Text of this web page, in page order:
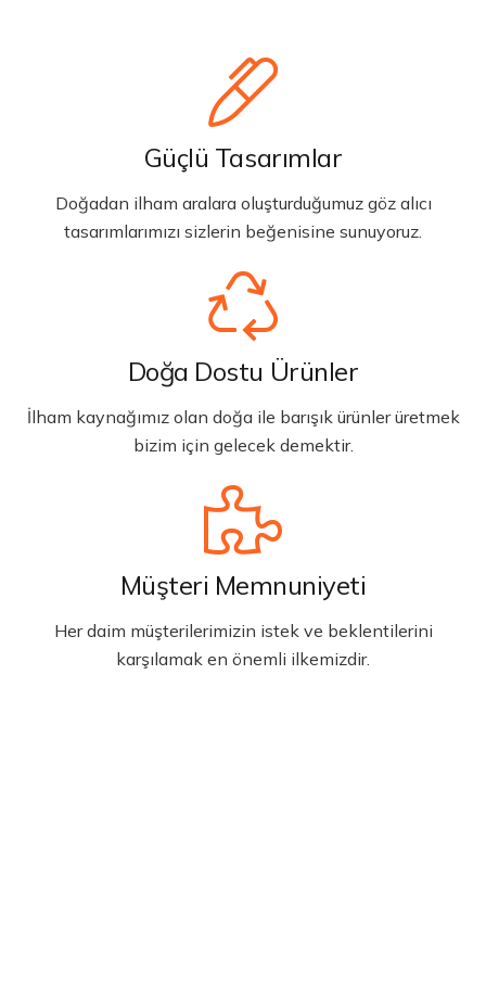
Güçlü Tasarımlar
Doğadan ilham aralara oluşturduğumuz göz alıcı
tasarımlarımızı sizlerin beğenisine sunuyoruz.
Doğa Dostu Ürünler
İlham kaynağımız olan doğa ile barışık ürünler üretmek
bizim için gelecek demektir.
Müşteri Memnuniyeti
Her daim müşterilerimizin istek ve beklentilerini
karşılamak en önemli ilkemizdir.